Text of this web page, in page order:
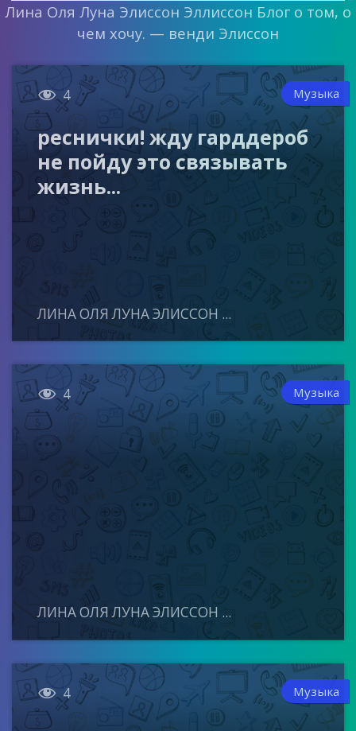
Лина Оля Луна Элиссон Эллиссон Блог о том, о
чем хочу. — венди Элиссон
 4 Музыка
реснички! жду гарддероб
не пойду это связывать
жизнь...
ЛИНА ОЛЯ ЛУНА ЭЛИССОН ...
 4 Музыка
ЛИНА ОЛЯ ЛУНА ЭЛИССОН ...
 4 Музыка